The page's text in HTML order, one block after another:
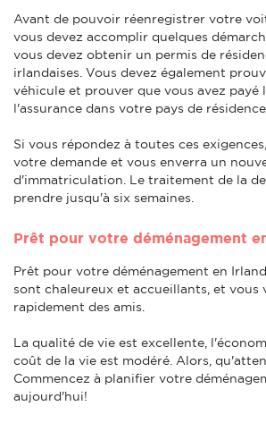
Avant de pouvoir réenregistrer votre
vous devez accomplir quelques
vous devez obtenir un permis de
irlandaises. Vous devez également
véhicule et prouver que vous avez payé
l'assurance dans votre pays de
Si vous répondez à toutes ces
votre demande et vous enverra un
d'immatriculation. Le traitement de la
prendre jusqu'à six semaines.
Prêt pour votre déménagement
Prêt pour votre déménagement en
sont chaleureux et accueillants, et vous
rapidement des amis.
La qualité de vie est excellente,
coût de la vie est modéré. Alors,
Commencez à planifier votre
aujourd'hui!